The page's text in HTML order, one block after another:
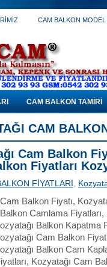
CAM BALKON
CAM BALKON TAMİRİ
CAM
Cam Balkon
Fiyatları
FİYATLARI ,
Balkon Fiyatı,
Camlama
Balkon Kapatma
Cam Balkon
Balkon Cam
Kozyatağı Cam